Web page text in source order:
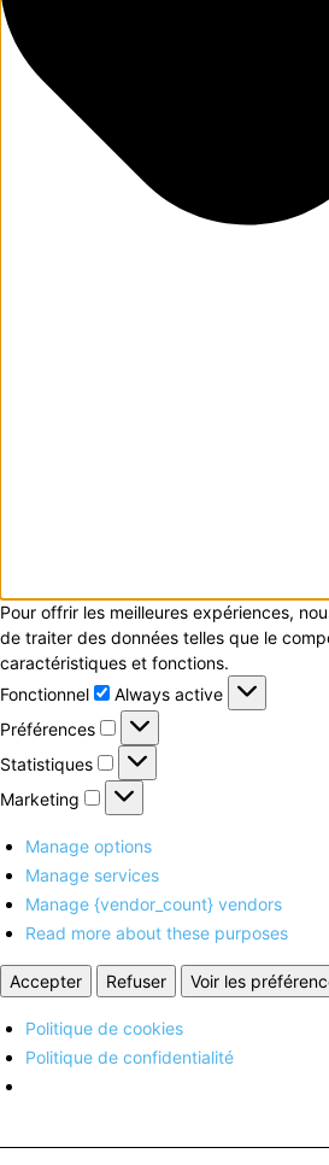
Pour offrir les meilleures expériences,
de traiter des données telles que le
caractéristiques et fonctions.
Fonctionnel
Fonctionnel
Always active
Préférences
Préférences
Statistiques Statistiques
Marketing Marketing
Manage options
Manage services
Manage {vendor_count} vendors
Read more about these purposes
Accepter Refuser Voir les
Politique de cookies
Politique de confidentialité